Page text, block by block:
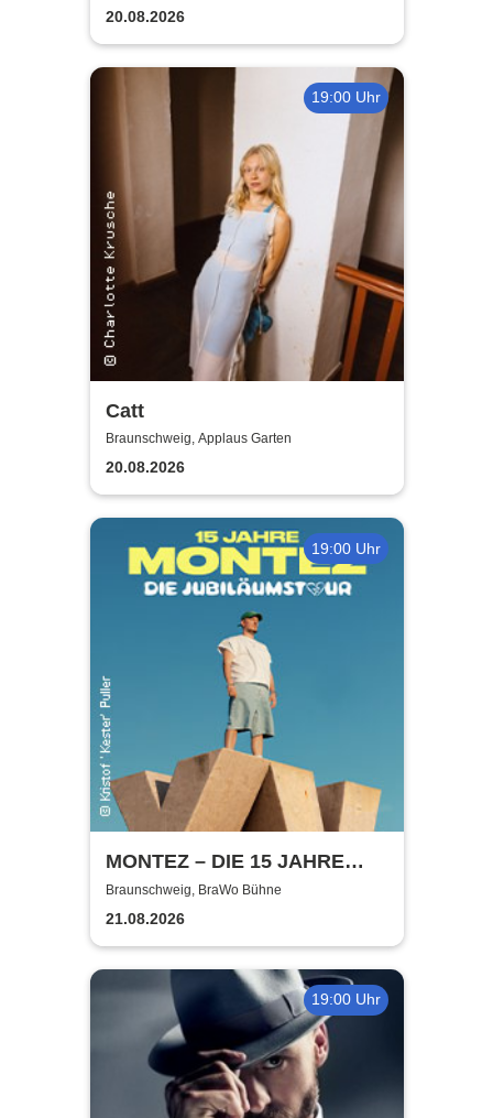
20.08.2026
19:00 Uhr
Catt
Braunschweig, Applaus Garten
20.08.2026
19:00 Uhr
MONTEZ – DIE 15 JAHRE
MONTEZ – TOUR
Braunschweig, BraWo Bühne
21.08.2026
19:00 Uhr